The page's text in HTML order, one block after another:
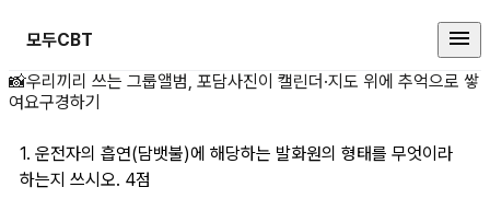
모두CBT
1. 운전자의 흡연(담 상세 페이지
📸우리끼리 쓰는 그룹앨범, 포담사진이 캘린더·지도 위에 추억으로 쌓
여요구경하기
1. 운전자의 흡연(담뱃불)에 해당하는 발화원의 형태를 무엇이라
하는지 쓰시오. 4점